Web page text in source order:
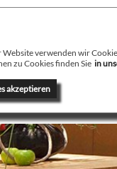
verwenden wir
zu Cookies finden Sie in
akzeptieren